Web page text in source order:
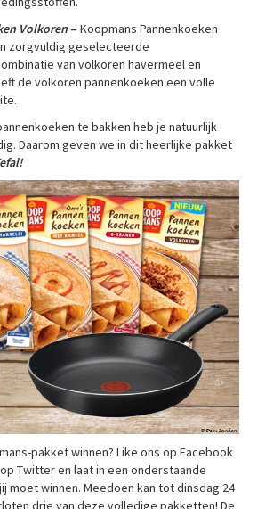
Volkoren – Koopmans Pannenkoeken
zorgvuldig geselecteerde
van volkoren havermeel en
de volkoren pannenkoeken een volle
te bakken heb je natuurlijk
Daarom geven we in dit heerlijke pakket
pakket winnen? Like ons op Facebook
Twitter en laat in een onderstaande
moet winnen. Meedoen kan tot dinsdag 24
drie van deze volledige pakketten! De